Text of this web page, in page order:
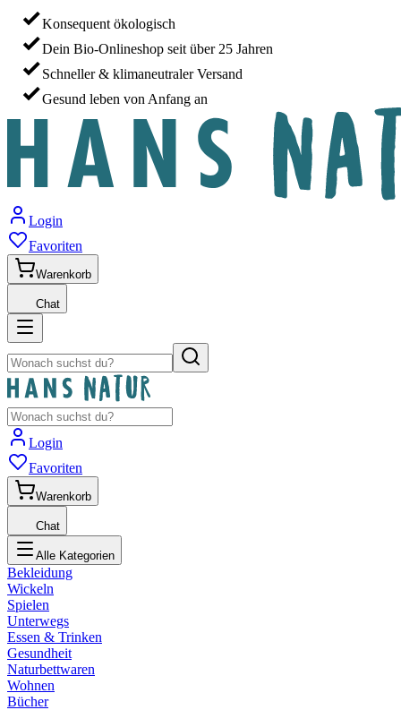
Konsequent ökologisch
Dein Bio-Onlineshop seit über 25 Jahren
Schneller & klimaneutraler Versand
Gesund leben von Anfang an
Login
Favoriten
Warenkorb
Chat
Login
Favoriten
Warenkorb
Chat
Alle Kategorien
Bekleidung
Wickeln
Spielen
Unterwegs
Essen & Trinken
Gesundheit
Naturbettwaren
Wohnen
Bücher